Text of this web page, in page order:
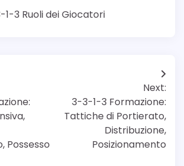
1-3 Ruoli dei Giocatori
Possesso
Next:
3-3-1-3 Formazione:
Tattiche di Portierato,
Distribuzione,
Posizionamento